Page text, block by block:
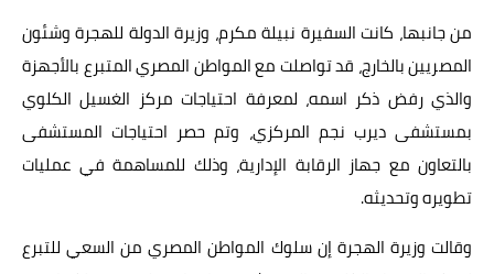
من جانبها، كانت السفيرة نبيلة مكرم، وزيرة الدولة للهجرة وشئون
المصريين بالخارج، قد تواصلت مع المواطن المصري المتبرع بالأجهزة
والذي رفض ذكر اسمه، لمعرفة احتياجات مركز الغسيل الكلوي
بمستشفى ديرب نجم المركزي، وتم حصر احتياجات المستشفى
بالتعاون مع جهاز الرقابة الإدارية، وذلك للمساهمة في عمليات
تطويره وتحديثه.
وقالت وزيرة الهجرة إن سلوك المواطن المصري من السعي للتبرع